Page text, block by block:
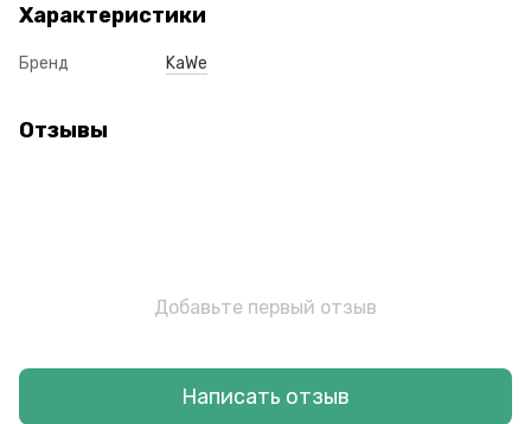
Характеристики
Бренд KaWe
Отзывы
Добавьте первый отзыв
Написать отзыв